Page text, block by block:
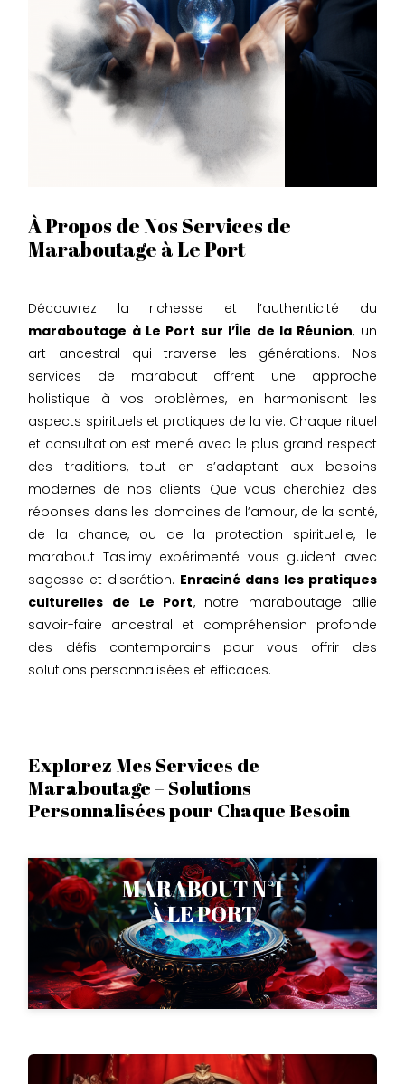
À Propos de Nos Services de
Maraboutage à Le Port
Découvrez la richesse et l’authenticité du
maraboutage à Le Port sur l’Île de la Réunion, un
art ancestral qui traverse les générations. Nos
services de marabout offrent une approche
holistique à vos problèmes, en harmonisant les
aspects spirituels et pratiques de la vie. Chaque rituel
et consultation est mené avec le plus grand respect
des traditions, tout en s’adaptant aux besoins
modernes de nos clients. Que vous cherchiez des
réponses dans les domaines de l’amour, de la santé,
de la chance, ou de la protection spirituelle, le
marabout Taslimy expérimenté vous guident avec
sagesse et discrétion. Enraciné dans les pratiques
culturelles de Le Port, notre maraboutage allie
savoir-faire ancestral et compréhension profonde
des défis contemporains pour vous offrir des
solutions personnalisées et efficaces.
Explorez Mes Services de
Maraboutage – Solutions
Personnalisées pour Chaque Besoin
MARABOUT N°1
À LE PORT
+262 693 44 79 07